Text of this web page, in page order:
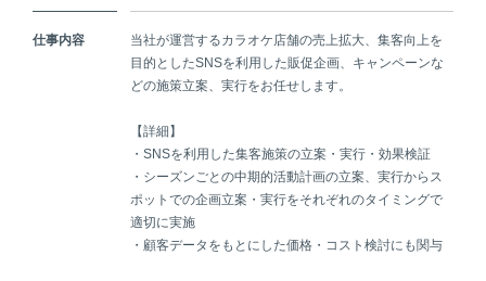
仕事内容
当社が運営するカラオケ店舗の売上拡大、集客向上を
目的としたSNSを利用した販促企画、キャンペーンな
どの施策立案、実行をお任せします。
【詳細】
・SNSを利用した集客施策の立案・実行・効果検証
・シーズンごとの中期的活動計画の立案、実行からス
ポットでの企画立案・実行をそれぞれのタイミングで
適切に実施
・顧客データをもとにした価格・コスト検討にも関与